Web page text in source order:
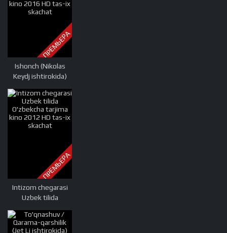
Full HD tas-ix
skachat
ПРЕМЬЕРА
Ishonch (Nikolas
Keydj ishtirokida)
O'zbekcha tarjima
kino 2016 HD tas-ix
skachat
ПРЕМЬЕРА
Intizom chegarasi
Uzbek tilida
kino 2012 HD tas-ix
skachat